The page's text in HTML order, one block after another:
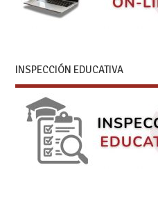
INSPECCIÓN EDUCATIVA